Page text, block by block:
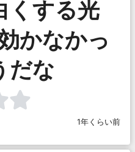
くする光
かなかっ
だな
1年くらい前